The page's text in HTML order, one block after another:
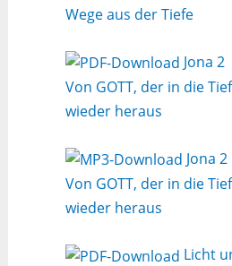
Wege aus der Tiefe
Jona 2
Von GOTT, der in die
wieder heraus
Jona 2
Von GOTT, der in die
wieder heraus
Licht